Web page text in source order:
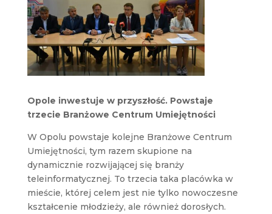
Opole inwestuje w przyszłość. Powstaje
trzecie Branżowe Centrum Umiejętności
W Opolu powstaje kolejne Branżowe Centrum
Umiejętności, tym razem skupione na
dynamicznie rozwijającej się branży
teleinformatycznej. To trzecia taka placówka w
mieście, której celem jest nie tylko nowoczesne
kształcenie młodzieży, ale również dorosłych.